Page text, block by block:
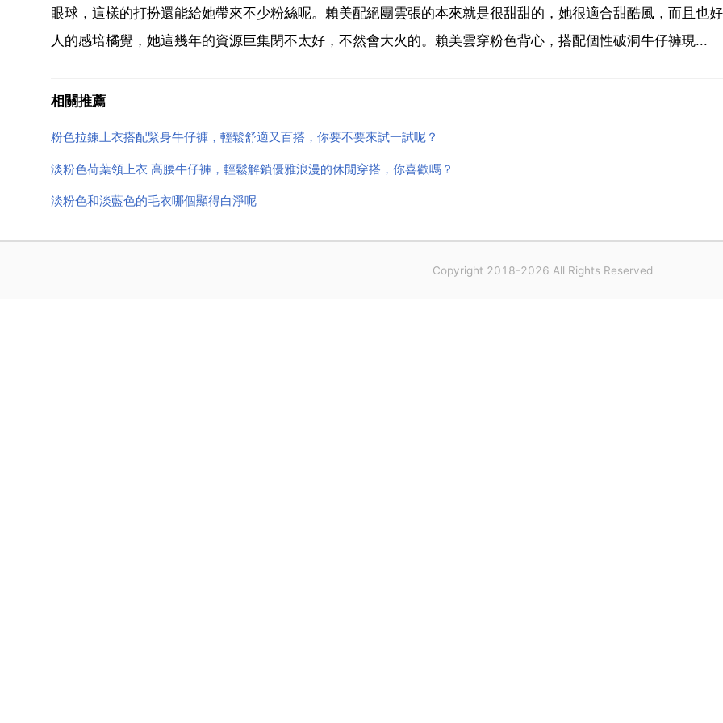
眼球，這樣的打扮還能給她帶來不少粉絲呢。賴美配絕團雲張的本來就是很甜甜的，她很適合甜酷風，而且也
人的感培橘覺，她這幾年的資源巨集閉不太好，不然會大火的。賴美雲穿粉色背心，搭配個性破洞牛仔褲現...
相關推薦
粉色拉鍊上衣搭配緊身牛仔褲，輕鬆舒適又百搭，你要不要來試一試呢？
淡粉色荷葉領上衣 高腰牛仔褲，輕鬆解鎖優雅浪漫的休閒穿搭，你喜歡嗎？
淡粉色和淡藍色的毛衣哪個顯得白淨呢
Copyright 2018-2026 All Rights Reserved